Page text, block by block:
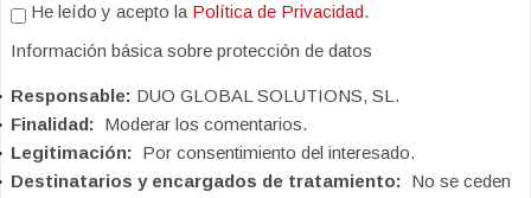
He leído y acepto la Política de Privacidad.
Información básica sobre protección de datos
Responsable: DUO GLOBAL SOLUTIONS, SL.
Finalidad: Moderar los comentarios.
Legitimación: Por consentimiento del interesado.
Destinatarios y encargados de tratamiento: No se ceden